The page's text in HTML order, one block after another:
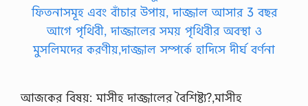
আজকের বিষয়: মাসীহ দাজ্জালের বৈশিষ্ট্য?,মাসীহ